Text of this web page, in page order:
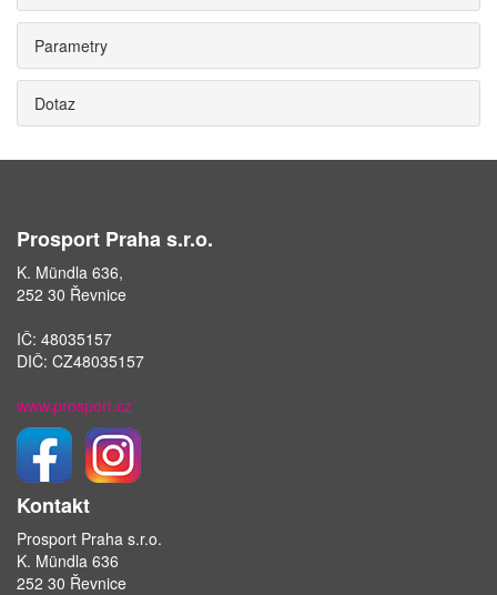
Parametry
Dotaz
Prosport Praha s.r.o.
K. Mündla 636,
252 30 Řevnice
IČ: 48035157
DIČ: CZ48035157
www.prosport.cz
Kontakt
Prosport Praha s.r.o.
K. Mündla 636
252 30 Řevnice